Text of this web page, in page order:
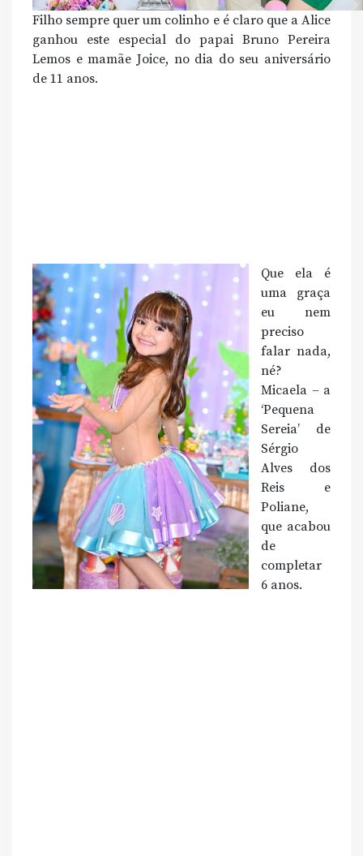
Filho sempre quer um colinho e é claro que a Alice
ganhou este especial do papai Bruno Pereira
Lemos e mamãe Joice, no dia do seu aniversário
de 11 anos.
Que ela é
uma graça
eu nem
preciso
falar nada,
né?
Micaela – a
‘Pequena
Sereia’ de
Sérgio
Alves dos
Reis e
Poliane,
que acabou
de
completar
6 anos.